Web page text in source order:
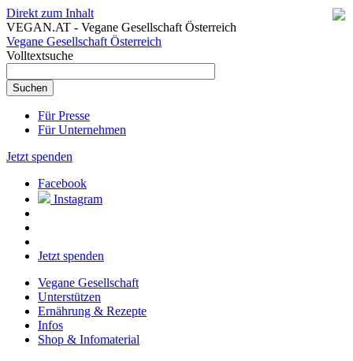
Direkt zum Inhalt
VEGAN.AT - Vegane Gesellschaft Österreich
Vegane Gesellschaft Österreich
Volltextsuche
Für Presse
Für Unternehmen
Jetzt spenden
Facebook
Instagram
Jetzt spenden
Vegane Gesellschaft
Unterstützen
Ernährung & Rezepte
Infos
Shop & Infomaterial